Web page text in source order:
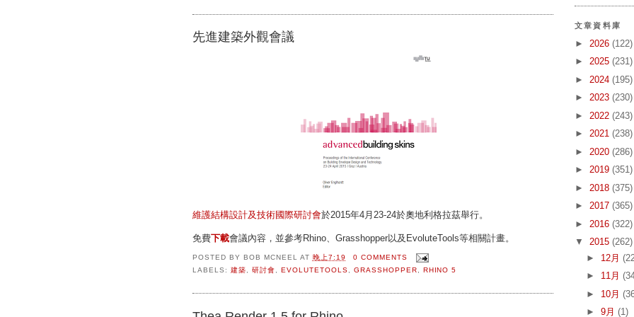
先進建築外觀會議
維護結構設計及技術國際研討會於2015年4月23-24於奧地利格拉茲舉行。
免費下載會議內容，並參考Rhino、Grasshopper以及EvoluteTools等相關計畫。
POSTED BY BOB MCNEEL AT 晚上7:19
0 COMMENTS
LABELS: 建築 研討會 EVOLUTETOOLS GRASSHOPPER RHINO 5
文章資料庫
► 2026 (122)
► 2025 (231)
► 2024 (195)
► 2023 (230)
► 2022 (243)
► 2021 (238)
► 2020 (286)
► 2019 (351)
► 2018 (375)
► 2017 (365)
► 2016 (322)
▼ 2015 (262)
► 12月
► 11月
► 10月
► 9月 (1)